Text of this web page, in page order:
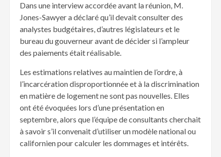
Dans une interview accordée avant la réunion, M.
Jones-Sawyer a déclaré qu’il devait consulter des
analystes budgétaires, d’autres législateurs et le
bureau du gouverneur avant de décider si l’ampleur
des paiements était réalisable.
Les estimations relatives au maintien de l’ordre, à
l’incarcération disproportionnée et à la discrimination
en matière de logement ne sont pas nouvelles. Elles
ont été évoquées lors d’une présentation en
septembre, alors que l’équipe de consultants cherchait
à savoir s’il convenait d’utiliser un modèle national ou
californien pour calculer les dommages et intérêts.